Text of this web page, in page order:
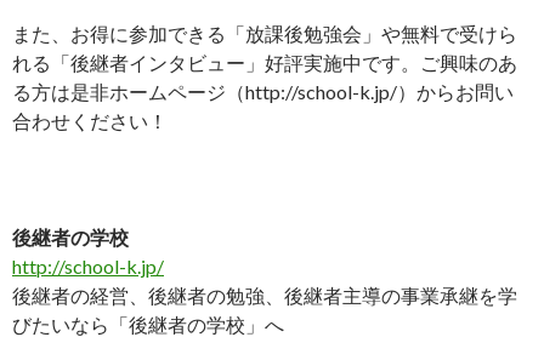
また、お得に参加できる「放課後勉強会」や無料で受けら
れる「後継者インタビュー」好評実施中です。ご興味のあ
る方は是非ホームページ（http://school-k.jp/）からお問い
合わせください！
後継者の学校
http://school-k.jp/
後継者の経営、後継者の勉強、後継者主導の事業承継を学
びたいなら「後継者の学校」へ